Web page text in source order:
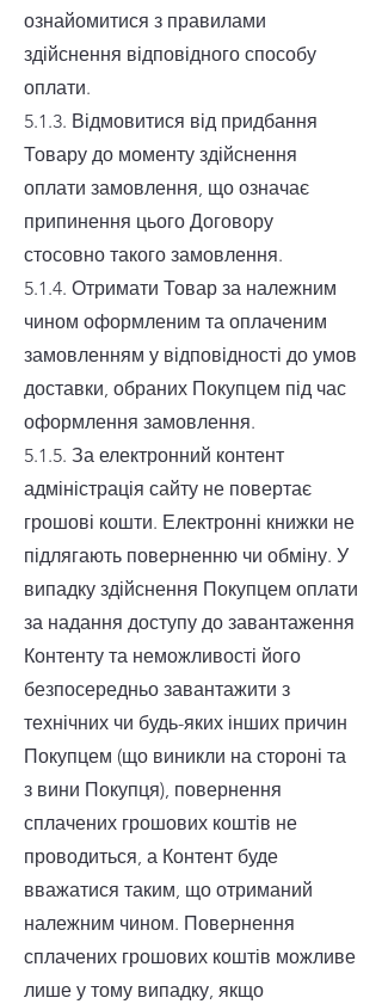
ознайомитися з правилами
здійснення відповідного способу
оплати.
5.1.3. Відмовитися від придбання
Товару до моменту здійснення
оплати замовлення, що означає
припинення цього Договору
стосовно такого замовлення.
5.1.4. Отримати Товар за належним
чином оформленим та оплаченим
замовленням у відповідності до умов
доставки, обраних Покупцем під час
оформлення замовлення.
5.1.5. За електронний контент
адміністрація сайту не повертає
грошові кошти. Електронні книжки не
підлягають поверненню чи обміну. У
випадку здійснення Покупцем оплати
за надання доступу до завантаження
Контенту та неможливості його
безпосередньо завантажити з
технічних чи будь-яких інших причин
Покупцем (що виникли на стороні та
з вини Покупця), повернення
сплачених грошових коштів не
проводиться, а Контент буде
вважатися таким, що отриманий
належним чином. Повернення
сплачених грошових коштів можливе
лише у тому випадку, якщо